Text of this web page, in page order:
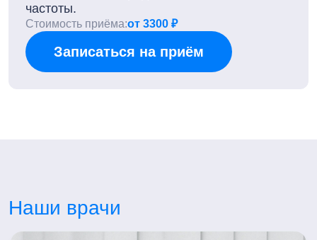
частоты.
Стоимость приёма:от 3300 ₽
Записаться на приём
Наши врачи